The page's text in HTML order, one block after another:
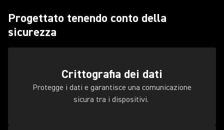
Progettato tenendo conto della
sicurezza
Crittografia dei dati
Protegge i dati e garantisce una comunicazione
sicura tra i dispositivi.